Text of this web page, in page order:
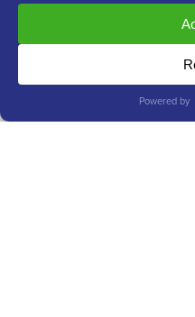
Telif Hakkı © 2009 - 2026
Saklıdır. WPBeginner®,
SiteGroundTarafından